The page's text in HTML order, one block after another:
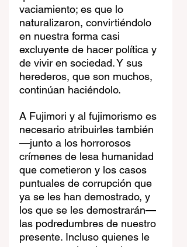
vaciamiento; es que lo
naturalizaron, convirtiéndolo
en nuestra forma casi
excluyente de hacer política y
de vivir en sociedad. Y sus
herederos, que son muchos,
continúan haciéndolo.
A Fujimori y al fujimorismo es
necesario atribuirles también
—junto a los horrorosos
crímenes de lesa humanidad
que cometieron y los casos
puntuales de corrupción que
ya se les han demostrado, y
los que se les demostrarán—
las podredumbres de nuestro
presente. Incluso quienes le